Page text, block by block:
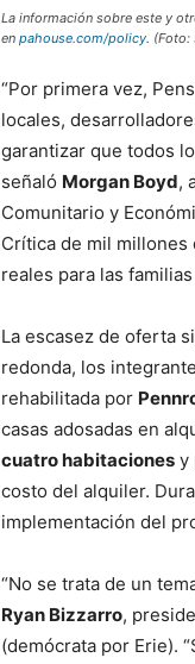
La información sobre este y
en pahouse.com/policy. (Foto:
“Por primera vez,
locales,
garantizar que todos
señaló Morgan Boyd,
Comunitario y
Crítica de mil
reales para las
La escasez de oferta
redonda, los
rehabilitada por
casas adosadas en
cuatro habitaciones y
costo del alquiler.
implementación del
“No se trata de un
Ryan Bizzarro,
(demócrata por Erie).